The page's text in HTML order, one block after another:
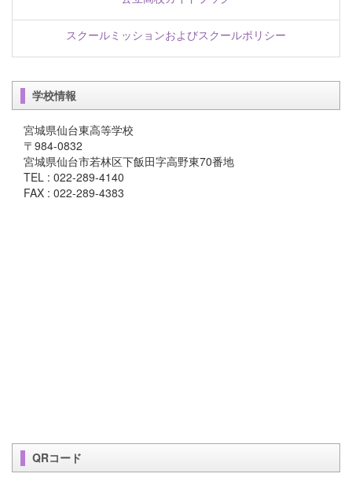
スクールミッションおよびスクールポリシー
学校情報
宮城県仙台東高等学校
〒984-0832
宮城県仙台市若林区下飯田字高野東70番地
TEL : 022-289-4140
FAX : 022-289-4383
QRコード